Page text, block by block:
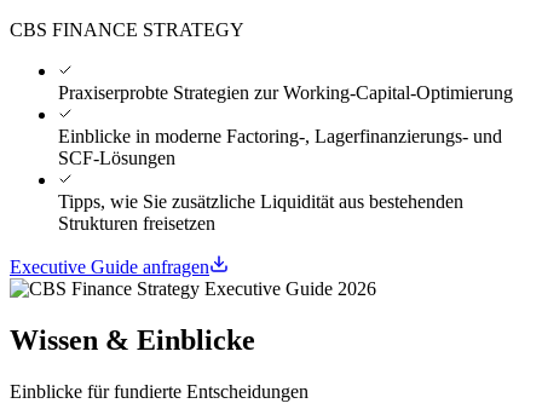
CBS FINANCE STRATEGY
Praxiserprobte Strategien zur Working-Capital-Optimierung
Einblicke in moderne Factoring-, Lagerfinanzierungs- und
SCF-Lösungen
Tipps, wie Sie zusätzliche Liquidität aus bestehenden
Strukturen freisetzen
Executive Guide anfragen
Wissen & Einblicke
Einblicke für fundierte Entscheidungen